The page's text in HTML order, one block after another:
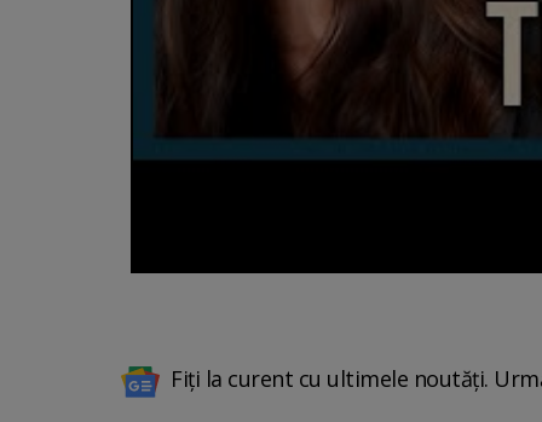
Fiți la curent cu ultimele noutăți.